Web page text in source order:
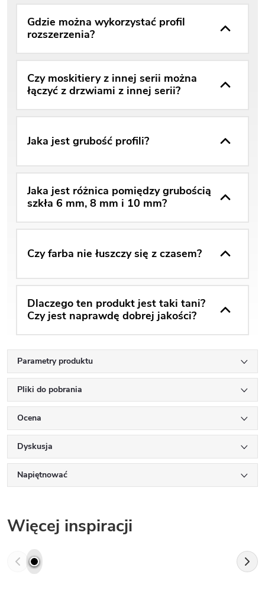
Gdzie można wykorzystać profil
rozszerzenia?
Czy moskitiery z innej serii można
łączyć z drzwiami z innej serii?
Jaka jest grubość profili?
Jaka jest różnica pomiędzy grubością
szkła 6 mm, 8 mm i 10 mm?
Czy farba nie łuszczy się z czasem?
Dlaczego ten produkt jest taki tani?
Czy jest naprawdę dobrej jakości?
Parametry produktu
Pliki do pobrania
Ocena
Dyskusja
Napiętnować
Więcej inspiracji